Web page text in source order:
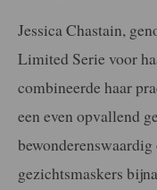
Jessica Chastain,
Limited Serie voor
combineerde haar
een even opvallend
gezichtsmaskers